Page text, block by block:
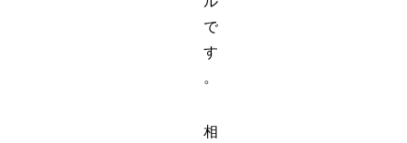
で
す
。
相